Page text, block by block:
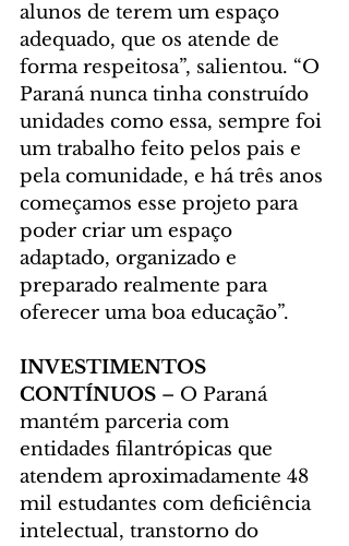
alunos de terem um espaço
adequado, que os atende de
forma respeitosa”, salientou. “O
Paraná nunca tinha construído
unidades como essa, sempre foi
um trabalho feito pelos pais e
pela comunidade, e há três anos
começamos esse projeto para
poder criar um espaço
adaptado, organizado e
preparado realmente para
oferecer uma boa educação”.
INVESTIMENTOS
CONTÍNUOS – O Paraná
mantém parceria com
entidades filantrópicas que
atendem aproximadamente 48
mil estudantes com deficiência
intelectual, transtorno do